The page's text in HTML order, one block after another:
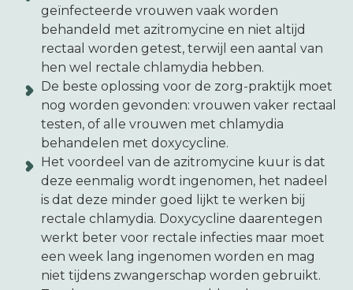
geïnfecteerde vrouwen vaak worden
behandeld met azitromycine en niet altijd
rectaal worden getest, terwijl een aantal van
hen wel rectale chlamydia hebben.
De beste oplossing voor de zorg-praktijk moet
nog worden gevonden: vrouwen vaker rectaal
testen, of alle vrouwen met chlamydia
behandelen met doxycycline.
Het voordeel van de azitromycine kuur is dat
deze eenmalig wordt ingenomen, het nadeel
is dat deze minder goed lijkt te werken bij
rectale chlamydia. Doxycycline daarentegen
werkt beter voor rectale infecties maar moet
een week lang ingenomen worden en mag
niet tijdens zwangerschap worden gebruikt.